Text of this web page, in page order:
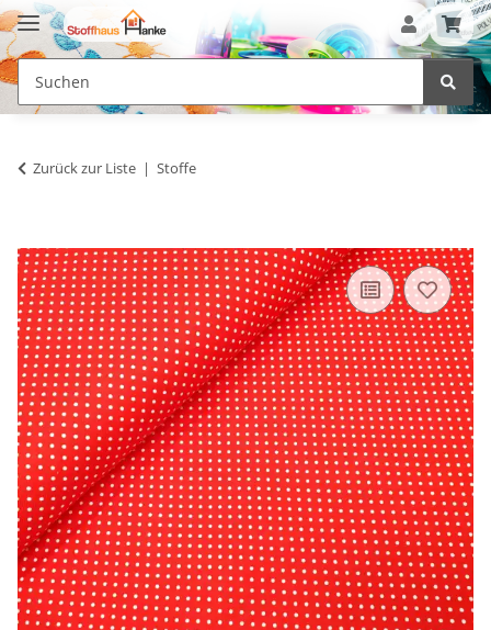
Zurück zur Liste Stoffe